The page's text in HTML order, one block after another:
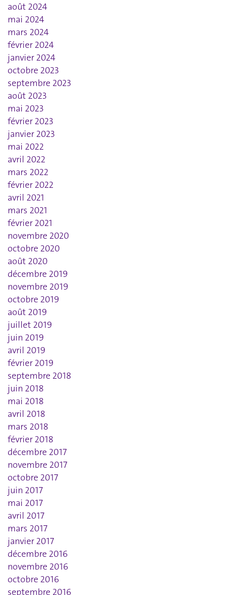
août 2024
mai 2024
mars 2024
février 2024
janvier 2024
octobre 2023
septembre 2023
août 2023
mai 2023
février 2023
janvier 2023
mai 2022
avril 2022
mars 2022
février 2022
avril 2021
mars 2021
février 2021
novembre 2020
octobre 2020
août 2020
décembre 2019
novembre 2019
octobre 2019
août 2019
juillet 2019
juin 2019
avril 2019
février 2019
septembre 2018
juin 2018
mai 2018
avril 2018
mars 2018
février 2018
décembre 2017
novembre 2017
octobre 2017
juin 2017
mai 2017
avril 2017
mars 2017
janvier 2017
décembre 2016
novembre 2016
octobre 2016
septembre 2016